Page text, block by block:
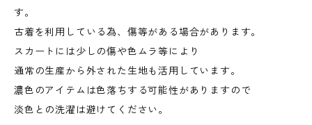
す。
古着を利用している為、傷等がある場合があります。
スカートには少しの傷や色ムラ等により
通常の生産から外された生地も活用しています。
濃色のアイテムは色落ちする可能性がありますので
淡色との洗濯は避けてください。